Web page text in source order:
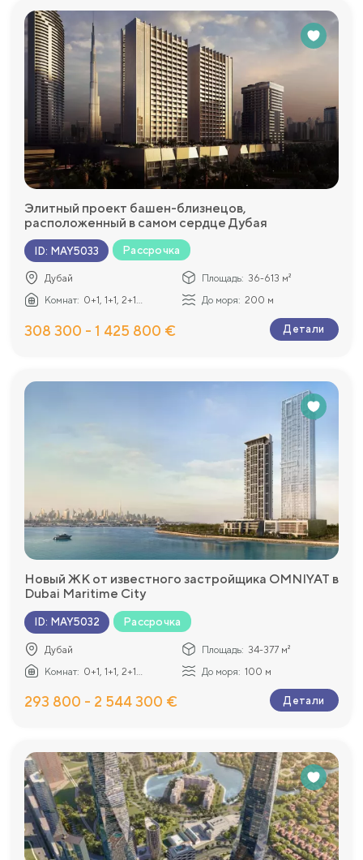
Элитный проект башен-близнецов,
расположенный в самом сердце Дубая
ID: MAY5033 Рассрочка
Дубай Площадь: 36-613 м²
Комнат: 0+1, 1+1, 2+1... До моря: 200 м
308 300 - 1 425 800 € Детали
Новый ЖК от известного застройщика OMNIYAT в
Dubai Maritime City
ID: MAY5032 Рассрочка
Дубай Площадь: 34-377 м²
Комнат: 0+1, 1+1, 2+1... До моря: 100 м
293 800 - 2 544 300 € Детали